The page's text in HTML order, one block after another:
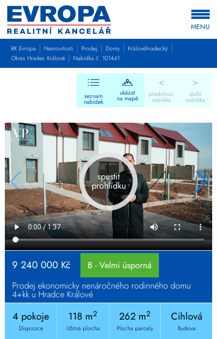
MENU
RK Evropa Nemovitosti Prodej Domy
Královéhradecký
Okres Hradec Králové
Nabídka č. 101441
<
předchozí
nabídka
seznam
nabídek
ukázat
na mapě
>
další
nabídka
spustit
prohlídku
9 240 000 Kč
B - Velmi úsporná
Prodej ekonomicky nenáročného rodinného domu
4+kk u Hradce Králové
4 pokoje
Dispozice
118 m2
Užitná plocha
262 m2
Plocha parcely
Cihlová
Budova